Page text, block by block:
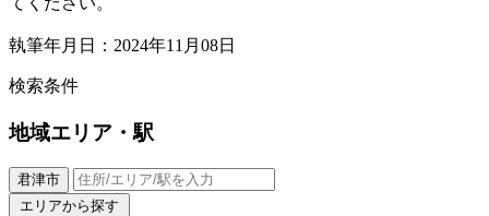
執筆年月日：2024年11月08日
検索条件
地域エリア・駅
君津市
エリアから探す